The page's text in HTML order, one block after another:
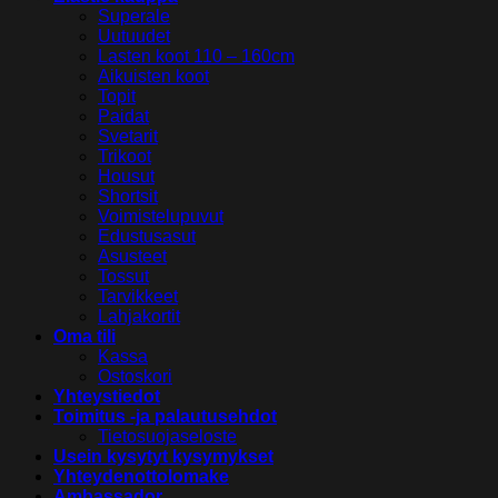
Superale
Uutuudet
Lasten koot 110 – 160cm
Aikuisten koot
Topit
Paidat
Svetarit
Trikoot
Housut
Shortsit
Voimistelupuvut
Edustusasut
Asusteet
Tossut
Tarvikkeet
Lahjakortit
Oma tili
Kassa
Ostoskori
Yhteystiedot
Toimitus -ja palautusehdot
Tietosuojaseloste
Usein kysytyt kysymykset
Yhteydenottolomake